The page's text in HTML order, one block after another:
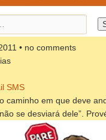
• no comments
SMS
caminho em que deve
se desviará dele”.